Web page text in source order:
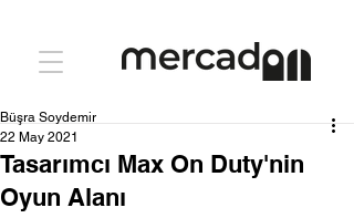
Tasarımcı Max On Duty'nin
Oyun Alanı
Büşra Soydemir
22 May 2021